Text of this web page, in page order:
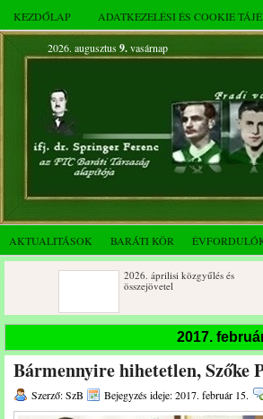
KEZDŐLAP ADATKEZELÉSI ÉS COOKIE
2026. augusztus 9.vasárnap
AKTUALITÁSOK BARÁTI KÖR
2026. áprilisi közgyűlés és
Rendkívüli közgyűlés és a 2025.
2017.
Bármennyire hihetetlen, Szőke
Szerző: SzB Bejegyzés ideje: 2017. február 15.